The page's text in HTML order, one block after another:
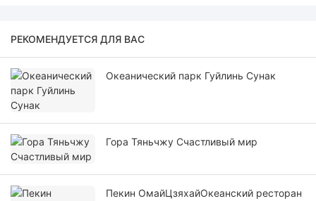
РЕКОМЕНДУЕТСЯ ДЛЯ ВАС
Океанический парк Гуйлинь Сунак
Гора Тяньчжу Счастливый мир
Пекин ОмайЦзяхайОкеанский ресторан